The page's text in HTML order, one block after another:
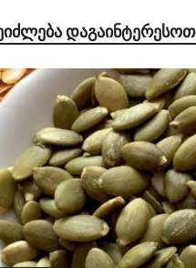
ᲓᲐᲒᲐᲘᲜᲢᲔᲠᲔᲡᲝᲗ